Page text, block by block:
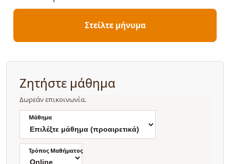
Στείλτε μήνυμα
Ζητήστε μάθημα
Δωρεάν επικοινωνία.
Μάθημα
Τρόπος Μαθήματος